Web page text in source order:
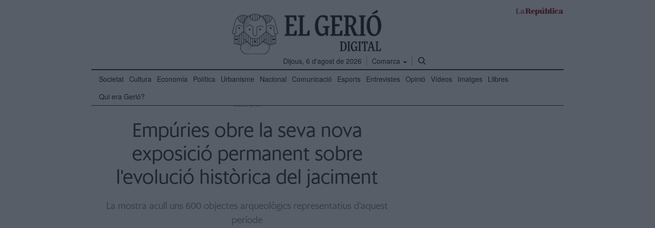
Dijous, 6 d'agost de 2026
Comarca
Societat Cultura Economia Política Urbanisme Nacional Comunicació Esports Entrevistes Opinió Vídeos Imatges Llibres
Qui era Gerió?
CULTURA
Empúries obre la seva nova
exposició permanent sobre
l'evolució històrica del jaciment
La mostra acull uns 600 objectes arqueològics representatius d'aquest
període